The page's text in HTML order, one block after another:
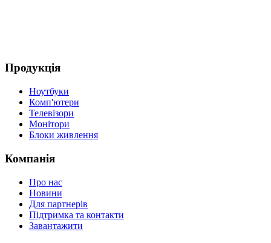
Продукція
Ноутбуки
Комп'ютери
Телевізори
Монітори
Блоки живлення
Компанія
Про нас
Новини
Для партнерів
Підтримка та контакти
Завантажити